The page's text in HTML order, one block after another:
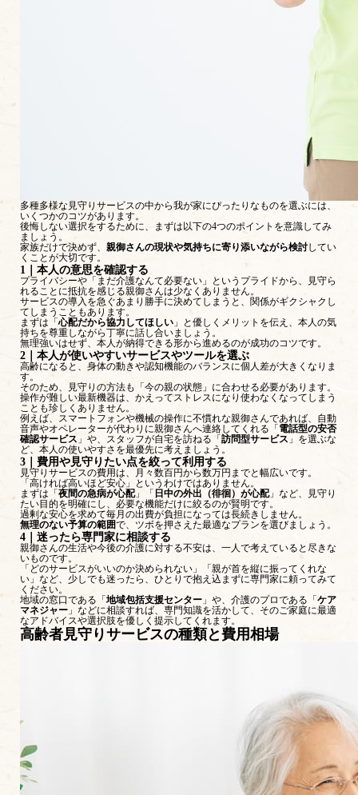
多種多様な見守りサービスの中から我が家にぴったりなものを選ぶには、
いくつかのコツがあります。
後悔しない選択をするために、まずは以下の4つのポイントを意識してみ
ましょう。
家族だけで決めず、 親御さんの現状や気持ちに寄り添いながら検討してい
くことが大切です。
1｜本人の意思を確認する
プライバシーや「まだ介護なんて必要ない」というプライドから、見守ら
れることに抵抗を感じる親御さんは少なくありません。
サービスの導入を急ぐあまり勝手に決めてしまうと、関係がギクシャクし
てしまうこともあります。
まずは「心配だから協力してほしい 」と優しくメリットを伝え、本人の気
持ちを尊重しながら丁寧に話し合いましょう。
無理強いはせず、本人が納得できる形から進めるのが成功のコツです。
2｜本人が使いやすいサービスやツールを選ぶ
高齢になると、身体の動きや認知機能のバランスに個人差が大きくなりま
す。
そのため、見守りの方法も「今の親の状態」に合わせる必要があります。
操作が難しい最新機器は、かえってストレスになり使わなくなってしまう
ことも珍しくありません。
例えば、スマートフォンや機械の操作に不慣れな親御さんであれば、自動
音声やオペレーターが代わりに親御さんへ連絡してくれる「電話型の安否
確認サービス 」や、スタッフが自宅を訪ねる「訪問型サービス 」を選ぶな
ど、本人の使いやすさを最優先に考えましょう。
3｜費用や見守りたい点を絞って利用する
見守りサービスの費用は、月々数百円から数万円までと幅広いです。
「高ければ高いほど安心」というわけではありません。
まずは「夜間の急病が心配」「 日中の外出（徘徊）が心配」など、見守り
たい目的を明確にし、必要な機能だけに絞るのが賢明です。
過剰な安心を求めて毎月の出費が負担になっては長続きしません。
無理のない予算の範囲で、ツボを押さえた最適なプランを選びましょう。
4｜迷ったら専門家に相談する
親御さんの生活や今後の介護に対する不安は、一人で考えていると尽きな
いものです。
「どのサービスがいいのか決められない」「親が首を縦に振ってくれな
い」など、少しでも迷ったら、ひとりで抱え込まずに専門家に頼ってみて
ください。
地域の窓口である「地域包括支援センター 」や、介護のプロである「ケア
マネジャー 」などに相談すれば、専門知識を活かして、そのご家庭に最適
なアドバイスや選択肢を優しく提示してくれます。
高齢者見守りサービスの種類と費用相場